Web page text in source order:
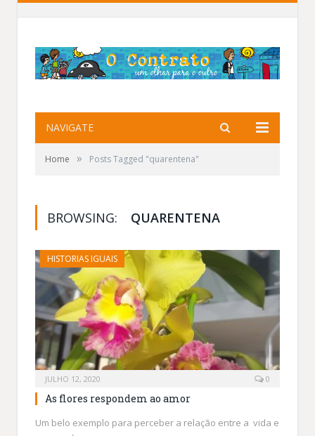
NAVIGATE
Home » Posts Tagged "quarentena"
BROWSING: QUARENTENA
HISTORIAS IGUAIS
JULHO 12, 2020 0
As flores respondem ao amor
Um belo exemplo para perceber a relação entre a vida e